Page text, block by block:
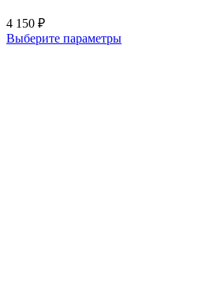
4 150 ₽
Выберите параметры